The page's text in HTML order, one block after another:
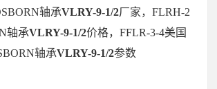
轴承VLRY-9-1/2厂家，FLRH-2
轴承VLRY-9-1/2价格，FFLR-3-4美国
轴承VLRY-9-1/2参数